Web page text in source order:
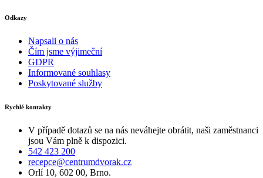
Odkazy
Napsali o nás
Čím jsme výjimeční
GDPR
Informované souhlasy
Poskytované služby
Rychlé kontakty
V případě dotazů se na nás neváhejte obrátit, naši zaměstnanci
jsou Vám plně k dispozici.
542 423 200
recepce@centrumdvorak.cz
Orlí 10, 602 00, Brno.